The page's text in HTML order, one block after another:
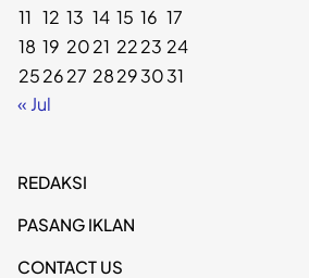
11 12 13 14 15 16 17
18 19 2021 2223 24
252627 28293031
« Jul
REDAKSI
PASANG IKLAN
CONTACT US